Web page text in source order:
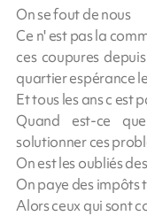
On se fout de nous
Ce n' est pas la
ces coupures
quartier espérance
Et tous les ans c est
Quand est-ce
solutionner ces
On est les oubliés
On paye des impôts
Alors ceux qui sont